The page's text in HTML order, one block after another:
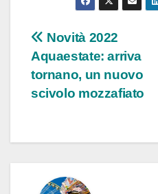
Navigazione
articoli
Novità 2022
Aquaestate: arriva
tornano, un nuovo
scivolo mozzafiato